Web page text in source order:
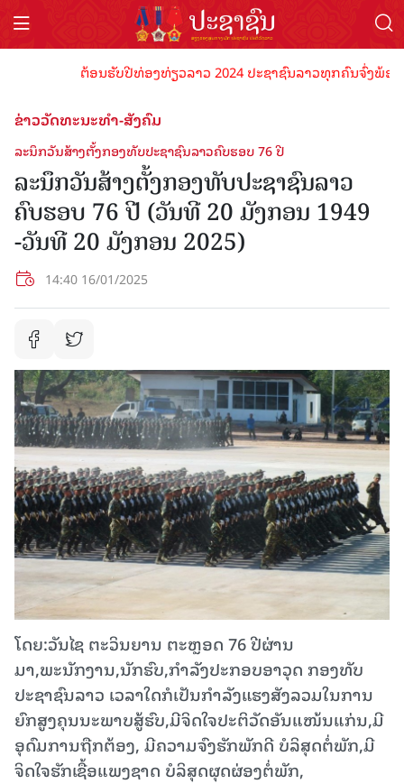
ຕ້ອນຮັບປີທ່ອງທ່ຽວລາວ 2024 ປະຊາຊົນລາວທຸກຄົນຈົ່ງພ້ອມເ
ຂ່າວວັດທະນະທຳ-ສັງຄົມ
ລະນຶກວັນສ້າງຕັ້ງກອງທັບປະຊາຊົນລາວຄົບຮອບ 76 ປີ
ລະນຶກວັນສ້າງຕັ້ງກອງທັບປະຊາຊົນລາວ
ຄົບຮອບ 76 ປີ (ວັນທີ 20 ມັງກອນ 1949
-ວັນທີ 20 ມັງກອນ 2025)
14:40 16/01/2025
ໂດຍ:ວັນໄຊ ຕະວິນຍານ ຕະຫຼອດ 76 ປີຜ່ານ
ມາ,ພະນັກງານ,ນັກຮົບ,ກໍາລັງປະກອບອາວຸດ ກອງທັບ
ປະຊາຊົນລາວ ເວລາໃດກໍເປັນກຳລັງແຮງສັງລວມໃນການ
ຍົກສູງຄຸນນະພາບສູ້ຮົບ,ມີຈິດໃຈປະຕິວັດອັນແໜ້ນແກ່ນ,ມີ
ອຸດົມການຖືກຕ້ອງ, ມີຄວາມຈົງຮັກພັກດີ ບໍລິສຸດຕໍ່ພັກ,ມີ
ຈິດໃຈຮັກເຊື້ອແພງຊາດ ບໍລິສຸດຜຸດຜ່ອງຕໍ່ພັກ,